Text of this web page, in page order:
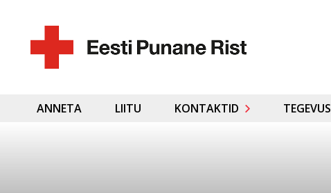
ANNETA LIITU KONTAKTID TEGEVUS